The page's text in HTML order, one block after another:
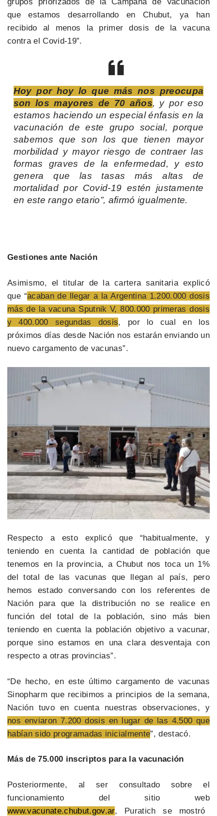
grupos priorizados de la Campaña de Vacunación
que estamos desarrollando en Chubut, ya han
recibido al menos la primer dosis de la vacuna
contra el Covid-19”.
Hoy por hoy lo que más nos preocupa
son los mayores de 70 años, y por eso
estamos haciendo un especial énfasis en la
vacunación de este grupo social, porque
sabemos que son los que tienen mayor
morbilidad y mayor riesgo de contraer las
formas graves de la enfermedad, y esto
genera que las tasas más altas de
mortalidad por Covid-19 estén justamente
en este rango etario”, afirmó igualmente.
Gestiones ante Nación
Asimismo, el titular de la cartera sanitaria explicó
que “acaban de llegar a la Argentina 1.200.000 dosis
más de la vacuna Sputnik V, 800.000 primeras dosis
y 400.000 segundas dosis, por lo cual en los
próximos días desde Nación nos estarán enviando un
nuevo cargamento de vacunas”.
Respecto a esto explicó que “habitualmente, y
teniendo en cuenta la cantidad de población que
tenemos en la provincia, a Chubut nos toca un 1%
del total de las vacunas que llegan al país, pero
hemos estado conversando con los referentes de
Nación para que la distribución no se realice en
función del total de la población, sino más bien
teniendo en cuenta la población objetivo a vacunar,
porque sino estamos en una clara desventaja con
respecto a otras provincias”.
“De hecho, en este último cargamento de vacunas
Sinopharm que recibimos a principios de la semana,
Nación tuvo en cuenta nuestras observaciones, y
nos enviaron 7.200 dosis en lugar de las 4.500 que
habían sido programadas inicialmente”, destacó.
Más de 75.000 inscriptos para la vacunación
Posteriormente, al ser consultado sobre el
funcionamiento del sitio web
www.vacunate.chubut.gov.ar, Puratich se mostró